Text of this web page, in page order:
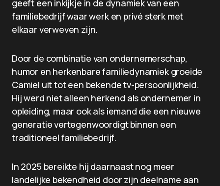
geeft een inkijkje in de dynamiek van een
familiebedrijf waar werk en privé sterk met
elkaar verweven zijn.
Door de combinatie van ondernemerschap,
humor en herkenbare familiedynamiek groeide
Camiel uit tot een bekende tv-persoonlijkheid.
Hij werd niet alleen herkend als ondernemer in
opleiding, maar ook als iemand die een nieuwe
generatie vertegenwoordigt binnen een
traditioneel familiebedrijf.
In 2025 bereikte hij daarnaast nog meer
landelijke bekendheid door zijn deelname aan